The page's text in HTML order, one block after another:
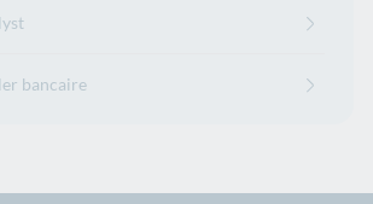
bancaire